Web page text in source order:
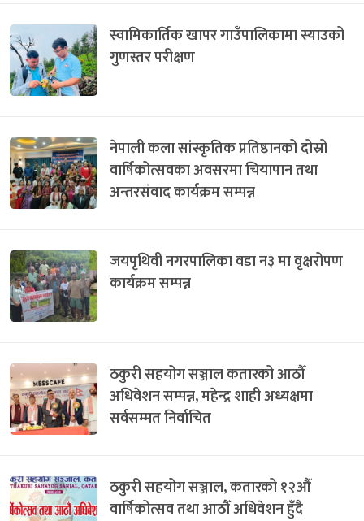
स्वामिकार्तिक खापर गाउँपालिकामा स्याउको
गुणस्तर परीक्षण
नेपाली कला सांस्कृतिक प्रतिष्ठानको दोस्रो
वार्षिकोत्सवका अवसरमा चियापान तथा
अन्तरसंवाद कार्यक्रम सम्पन्न
जयपृथिवी नगरपालिका वडा न३ मा वृक्षरोपण
कार्यक्रम सम्पन्न
ठकुरी सहयोग सञ्जाल कतारको आठौँ
अधिवेशन सम्पन्न, महेन्द्र शाही अध्यक्षमा
सर्वसम्मत निर्वाचित
ठकुरी सहयोग सञ्जाल, कतारको १२औँ
वार्षिकोत्सव तथा आठौँ अधिवेशन हुँदै